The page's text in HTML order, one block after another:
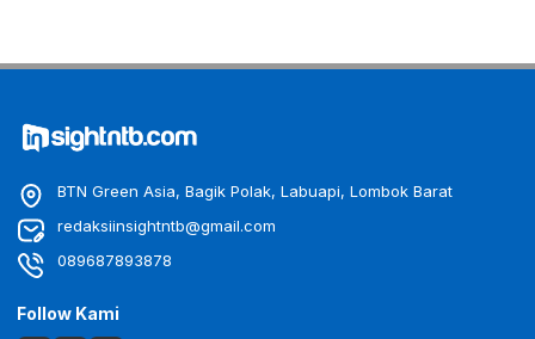
BTN Green Asia, Bagik Polak, Labuapi, Lombok Barat
redaksiinsightntb@gmail.com
089687893878
Follow Kami